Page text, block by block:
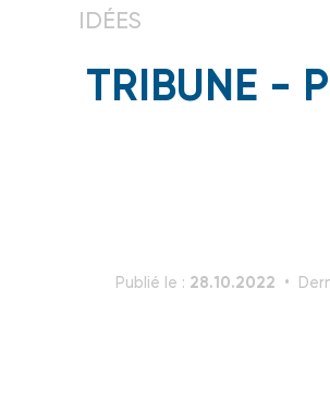
IDÉES
TRIBUNE -
Publié le : 28.10.2022